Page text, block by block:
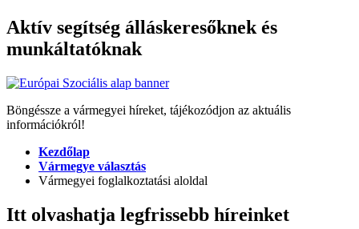
Aktív segítség álláskeresőknek és
munkáltatóknak
Böngéssze a vármegyei híreket, tájékozódjon az aktuális
információkról!
Kezdőlap
Vármegye választás
Vármegyei foglalkoztatási aloldal
Itt olvashatja legfrissebb híreinket